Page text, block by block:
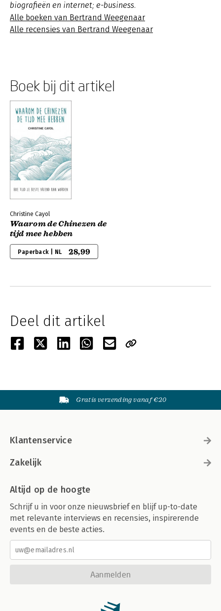
biografieën en internet; e-business.
Alle boeken van Bertrand Weegenaar
Alle recensies van Bertrand Weegenaar
Boek bij dit artikel
Christine Cayol
Waarom de Chinezen de
tijd mee hebben
Paperback | NL 28,99
Deel dit artikel
Gratis verzending vanaf €20
Klantenservice
Zakelijk
Altijd op de hoogte
Schrijf u in voor onze nieuwsbrief en blijf up-to-date
met relevante interviews en recensies, inspirerende
events en de beste acties.
Aanmelden